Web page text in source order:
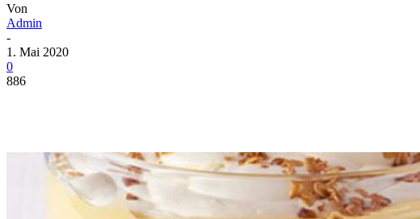
Von
Admin
-
1. Mai 2020
0
886